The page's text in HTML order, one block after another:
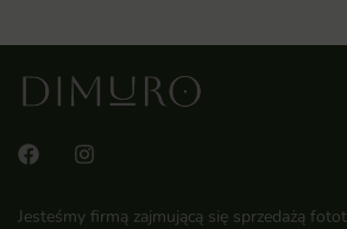
Jesteśmy firmą zajmującą się sprzedażą